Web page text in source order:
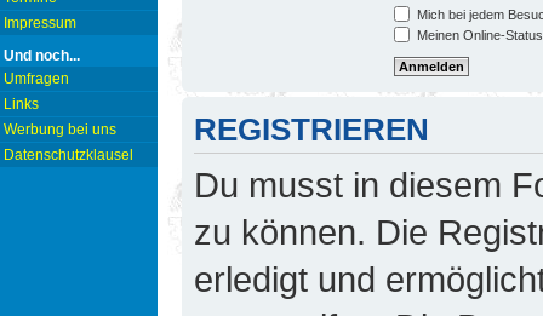
Impressum
Und noch...
Umfragen
Links
Werbung bei uns
Datenschutzklausel
Mich bei jedem
Meinen Online-
REGISTRIEREN
Du musst in diesem
zu können. Die
erledigt und